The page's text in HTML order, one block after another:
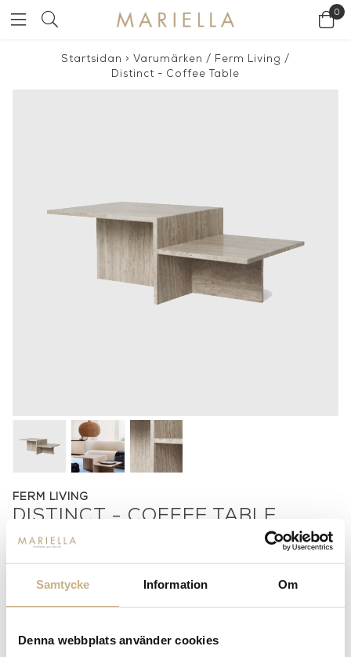
Samtycke Information Om
Denna webbplats använder cookies
0
Startsidan > Varumärken / Ferm Living /
Distinct - Coffee Table
FERM LIVING
DISTINCT - COFFEE TABLE
17.185kr
Lagerstatus: Beställningsvara